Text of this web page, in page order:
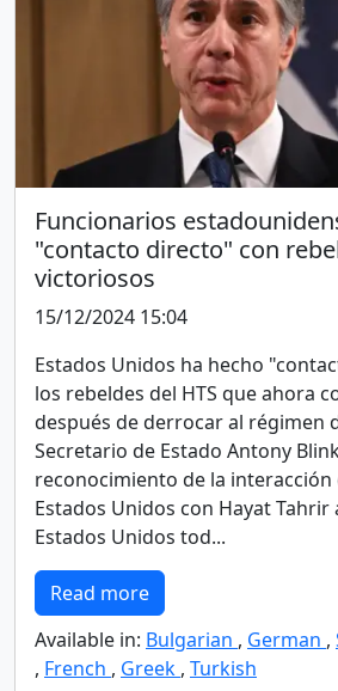
Funcionarios
"contacto directo" con
victoriosos
15/12/2024 15:04
Estados Unidos ha hecho
los rebeldes del HTS que ahora
después de derrocar al régimen
Secretario de Estado Antony
reconocimiento de la interacción
Estados Unidos con Hayat Tahrir
Estados Unidos tod...
Read more
Available in: Bulgarian , German ,
, French , Greek , Turkish